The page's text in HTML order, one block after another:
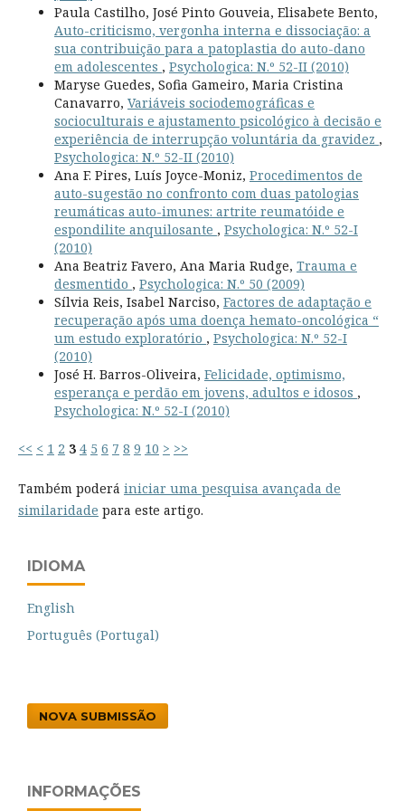
Paula Castilho, José Pinto Gouveia, Elisabete Bento,
Auto-criticismo, vergonha interna e dissociação: a
sua contribuição para a patoplastia do auto-dano
em adolescentes , Psychologica: N.º 52-II (2010)
Maryse Guedes, Sofia Gameiro, Maria Cristina
Canavarro, Variáveis sociodemográficas e
socioculturais e ajustamento psicológico à decisão e
experiência de interrupção voluntária da gravidez ,
Psychologica: N.º 52-II (2010)
Ana F. Pires, Luís Joyce-Moniz, Procedimentos de
auto-sugestão no confronto com duas patologias
reumáticas auto-imunes: artrite reumatóide e
espondilite anquilosante , Psychologica: N.º 52-I
(2010)
Ana Beatriz Favero, Ana Maria Rudge, Trauma e
desmentido , Psychologica: N.º 50 (2009)
Sílvia Reis, Isabel Narciso, Factores de adaptação e
recuperação após uma doença hemato-oncológica “
um estudo exploratório , Psychologica: N.º 52-I
(2010)
José H. Barros-Oliveira, Felicidade, optimismo,
esperança e perdão em jovens, adultos e idosos ,
Psychologica: N.º 52-I (2010)
<< < 1 2 3 4 5 6 7 8 9 10 > >>
Também poderá iniciar uma pesquisa avançada de
similaridade para este artigo.
IDIOMA
English
Português (Portugal)
NOVA SUBMISSÃO
INFORMAÇÕES